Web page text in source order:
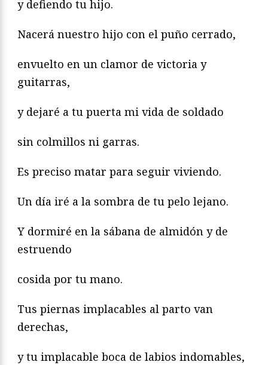
y defiendo tu hijo.
Nacerá nuestro hijo con el puño cerrado,
envuelto en un clamor de victoria y
guitarras,
y dejaré a tu puerta mi vida de soldado
sin colmillos ni garras.
Es preciso matar para seguir viviendo.
Un día iré a la sombra de tu pelo lejano.
Y dormiré en la sábana de almidón y de
estruendo
cosida por tu mano.
Tus piernas implacables al parto van
derechas,
y tu implacable boca de labios indomables,